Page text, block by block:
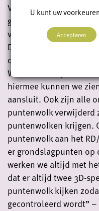
Voor het behalen van
goede basis erg
vooropstellen tijdens
Domhof, 3D-specialist:
controleslagen over de
We maken altijd
hiermee kunnen we
aansluit. Ook zijn alle
puntenwolk verwijderd
puntenwolken krijgen.
puntenwolk aan het
er grondslagpunten op
werken we altijd met
dat er altijd twee 3D-
puntenwolk kijken
gecontroleerd wordt”
U kunt uw
Accepteren